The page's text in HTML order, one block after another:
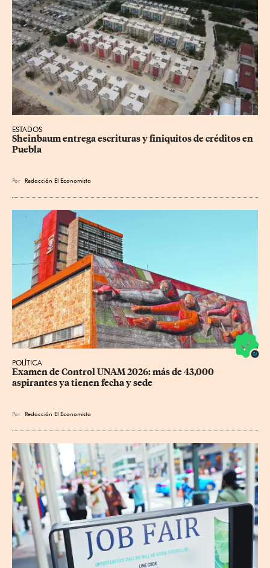
ESTADOS
Sheinbaum entrega escrituras y finiquitos de créditos en
Puebla
Por Redacción El Economista
POLÍTICA
Examen de Control UNAM 2026: más de 43,000
aspirantes ya tienen fecha y sede
Por Redacción El Economista